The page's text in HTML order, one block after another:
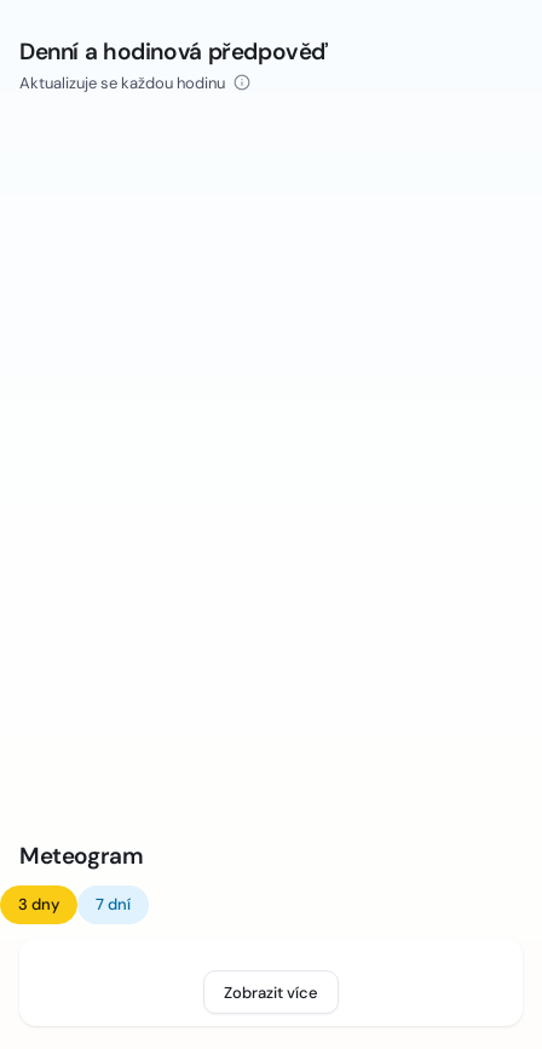
Denní a hodinová předpověď
Aktualizuje se každou hodinu
Meteogram
3 dny 7 dní
Zobrazit více